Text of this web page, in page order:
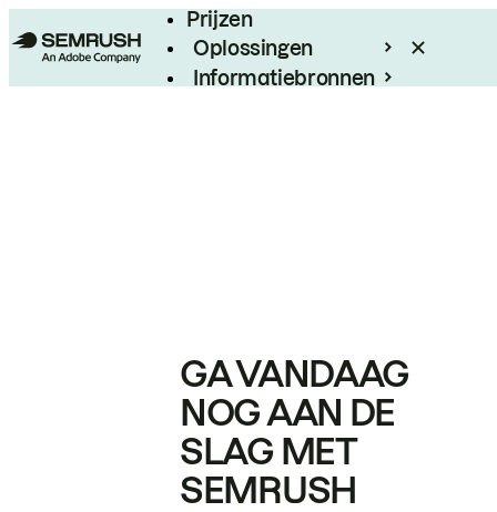
Prijzen
Oplossingen
Informatiebronnen
GA VANDAAG
NOG AAN DE
SLAG MET
SEMRUSH